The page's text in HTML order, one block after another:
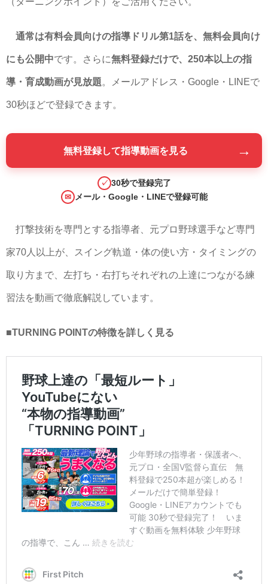
通常は有料会員向けの指導ドリル第1話を、無料会員向け
にも公開中です。さらに無料登録だけで、250本以上の指
導・育成動画が見放題。メールアドレス・Google・LINEで
30秒ほどで登録できます。
無料登録して指導動画を見る →
✓ 30秒で登録完了
✉ メール・Google・LINEで登録可能
打撃技術を専門とする指導者、元プロ野球選手など専門
家70人以上が、スイング軌道・体の使い方・タイミングの
取り方まで、左打ち・右打ちそれぞれの上達につながる練
習法を動画で徹底解説しています。
■TURNING POINTの特徴を詳しく見る